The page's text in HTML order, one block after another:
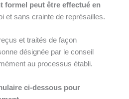
formel peut être effectué en
et sans crainte de représailles.
et traités de façon
désignée par le conseil
au processus établi.
ci-dessous pour